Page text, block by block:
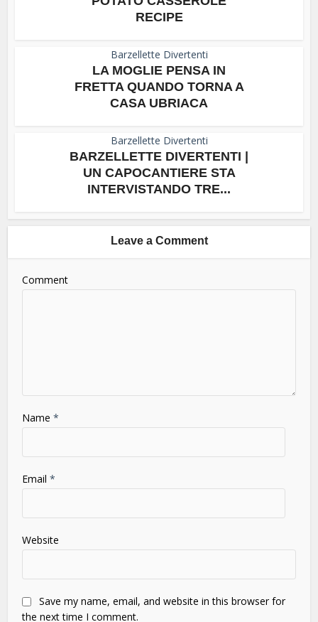
RECIPE
Barzellette Divertenti
LA MOGLIE PENSA IN
FRETTA QUANDO TORNA A
CASA UBRIACA
Barzellette Divertenti
BARZELLETTE DIVERTENTI |
UN CAPOCANTIERE STA
INTERVISTANDO TRE...
Leave a Comment
Comment
Name*
Email*
Website
Save my name, email, and website in this browser for
the next time I comment.